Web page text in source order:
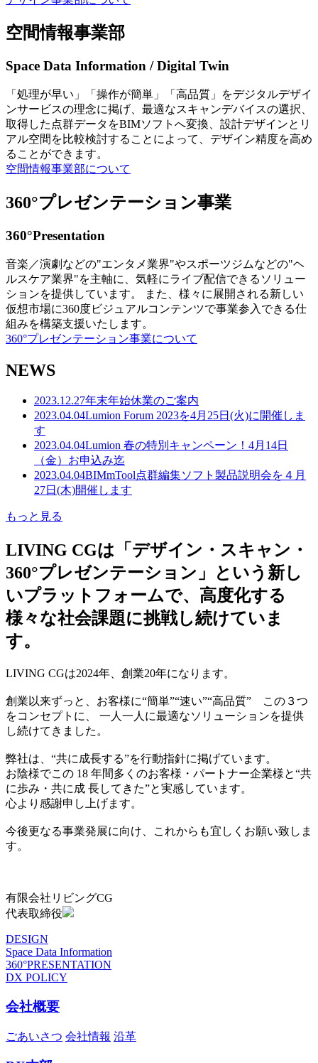
空間情報事業部
Space Data Information / Digital Twin
「処理が早い」「操作が簡単」「高品質」をデジタルデザイ
ンサービスの理念に掲げ、最適なスキャンデバイスの選択、
取得した点群データをBIMソフトへ変換、設計デザインとリ
アル空間を比較検討することによって、デザイン精度を高め
ることができます。
空間情報事業部について
360°プレゼンテーション事業
360°Presentation
音楽／演劇などの"エンタメ業界"やスポーツジムなどの"ヘ
ルスケア業界"を主軸に、気軽にライブ配信できるソリュー
ションを提供しています。 また、様々に展開される新しい
仮想市場に360度ビジュアルコンテンツで事業参入できる仕
組みを構築支援いたします。
360°プレゼンテーション事業について
NEWS
2023.12.27年末年始休業のご案内
2023.04.04Lumion Forum 2023を4月25日(火)に開催しま
す
2023.04.04Lumion 春の特別キャンペーン！4月14日
（金）お申込み迄
2023.04.04BIMmTool点群編集ソフト製品説明会を４月
27日(木)開催します
もっと見る
LIVING CGは「デザイン・スキャン・
360°プレゼンテーション」という新し
いプラットフォームで、高度化する
様々な社会課題に挑戦し続けていま
す。
LIVING CGは2024年、創業20年になります。
創業以来ずっと、お客様に“簡単”“速い”“高品質” この３つ
をコンセプトに、 一人一人に最適なソリューションを提供
し続けてきました。
弊社は、“共に成長する”を行動指針に掲げています。
お陰様でこの 18 年間多くのお客様・パートナー企業様と“共
に歩み・共に成 長してきた”と実感しています。
心より感謝申し上げます。
今後更なる事業発展に向け、これからも宜しくお願い致しま
す。
有限会社リビングCG
代表取締役
DESIGN
Space Data Information
360°PRESENTATION
DX POLICY
会社概要
ごあいさつ 会社情報 沿革